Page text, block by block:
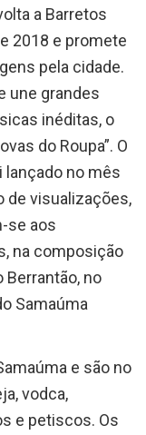
a Barretos
2018 e promete
pela cidade.
une grandes
inéditas, o
do Roupa”. O
lançado no mês
de visualizações,
se aos
na composição
no
Samaúma
e são no
vodca,
e petiscos. Os